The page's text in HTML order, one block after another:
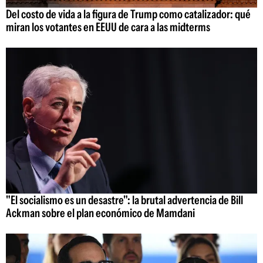
Del costo de vida a la figura de Trump como catalizador: qué
miran los votantes en EEUU de cara a las midterms
"El socialismo es un desastre": la brutal advertencia de Bill
Ackman sobre el plan económico de Mamdani